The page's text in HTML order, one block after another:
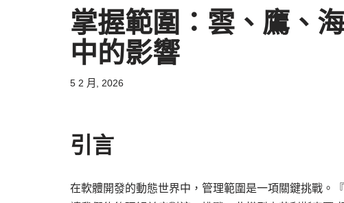
掌握範圍：雲、鷹、
中的影響
5 2 月, 2026
引言
在軟體開發的動態世界中，管理範圍是一項關鍵挑戰。